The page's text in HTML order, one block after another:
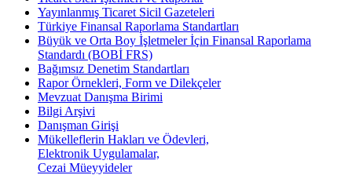
Yayınlanmış Ticaret Sicil Gazeteleri
Türkiye Finansal Raporlama Standartları
Büyük ve Orta Boy İşletmeler İçin Finansal Raporlama
Standardı (BOBİ FRS)
Bağımsız Denetim Standartları
Rapor Örnekleri, Form ve Dilekçeler
Mevzuat Danışma Birimi
Bilgi Arşivi
Danışman Girişi
Mükelleflerin Hakları ve Ödevleri,
Elektronik Uygulamalar,
Cezai Müeyyideler